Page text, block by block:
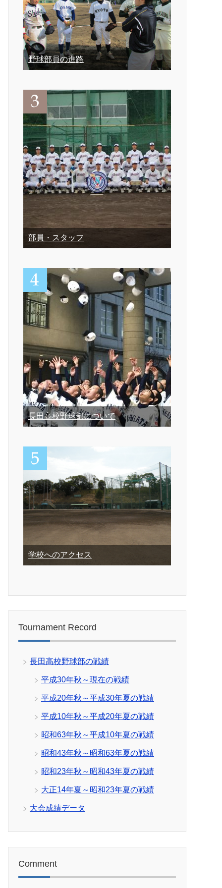
野球部員の進路
部員・スタッフ
長田高校野球部について
学校へのアクセス
Tournament Record
長田高校野球部の戦績
平成30年秋～現在の戦績
平成20年秋～平成30年夏の戦績
平成10年秋～平成20年夏の戦績
昭和63年秋～平成10年夏の戦績
昭和43年秋～昭和63年夏の戦績
昭和23年秋～昭和43年夏の戦績
大正14年夏～昭和23年夏の戦績
大会成績データ
Comment